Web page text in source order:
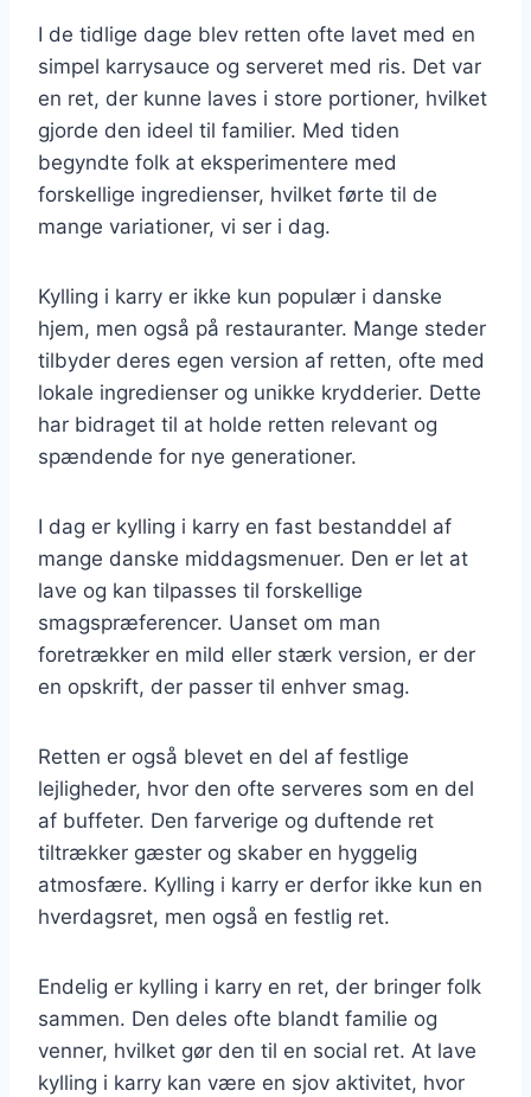
I de tidlige dage blev retten ofte lavet med en
simpel karrysauce og serveret med ris. Det var
en ret, der kunne laves i store portioner, hvilket
gjorde den ideel til familier. Med tiden
begyndte folk at eksperimentere med
forskellige ingredienser, hvilket førte til de
mange variationer, vi ser i dag.
Kylling i karry er ikke kun populær i danske
hjem, men også på restauranter. Mange steder
tilbyder deres egen version af retten, ofte med
lokale ingredienser og unikke krydderier. Dette
har bidraget til at holde retten relevant og
spændende for nye generationer.
I dag er kylling i karry en fast bestanddel af
mange danske middagsmenuer. Den er let at
lave og kan tilpasses til forskellige
smagspræferencer. Uanset om man
foretrækker en mild eller stærk version, er der
en opskrift, der passer til enhver smag.
Retten er også blevet en del af festlige
lejligheder, hvor den ofte serveres som en del
af buffeter. Den farverige og duftende ret
tiltrækker gæster og skaber en hyggelig
atmosfære. Kylling i karry er derfor ikke kun en
hverdagsret, men også en festlig ret.
Endelig er kylling i karry en ret, der bringer folk
sammen. Den deles ofte blandt familie og
venner, hvilket gør den til en social ret. At lave
kylling i karry kan være en sjov aktivitet, hvor